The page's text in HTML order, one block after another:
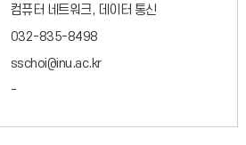
컴퓨터 네트워크, 데이터 통신
032-835-8498
sschoi@inu.ac.kr
-